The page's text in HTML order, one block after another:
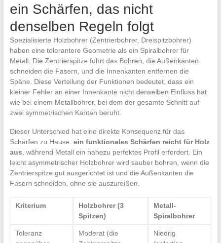
ein Schärfen, das nicht
denselben Regeln folgt
Spezialisierte Holzbohrer (Zentrierbohrer, Dreispitzbohrer)
haben eine tolerantere Geometrie als ein Spiralbohrer für
Metall. Die Zentrierspitze führt das Bohren, die Außenkanten
schneiden die Fasern, und die Innenkanten entfernen die
Späne. Diese Verteilung der Funktionen bedeutet, dass ein
kleiner Fehler an einer Innenkante nicht denselben Einfluss hat
wie bei einem Metallbohrer, bei dem der gesamte Schnitt auf
zwei symmetrischen Kanten beruht.
Dieser Unterschied hat eine direkte Konsequenz für das
Schärfen zu Hause: ein funktionales Schärfen reicht für Holz
aus , während Metall ein nahezu perfektes Profil erfordert. Ein
leicht asymmetrischer Holzbohrer wird sauber bohren, wenn die
Zentrierspitze gut ausgerichtet ist und die Außenkanten die
Fasern schneiden, ohne sie auszureißen.
Kriterium
Holzbohrer (3
Spitzen)
Metall-
Spiralbohrer
Toleranz
Moderat (die
Niedrig